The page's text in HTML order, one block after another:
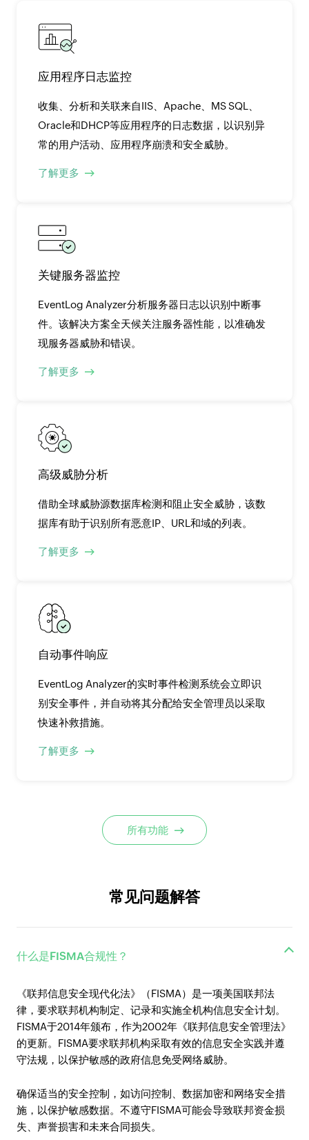
应用程序日志监控
收集、分析和关联来自IIS、Apache、MS SQL、
Oracle和DHCP等应用程序的日志数据，以识别异
常的用户活动、应用程序崩溃和安全威胁。
了解更多
关键服务器监控
EventLog Analyzer分析服务器日志以识别中断事
件。该解决方案全天候关注服务器性能，以准确发
现服务器威胁和错误。
了解更多
高级威胁分析
借助全球威胁源数据库检测和阻止安全威胁，该数
据库有助于识别所有恶意IP、URL和域的列表。
了解更多
自动事件响应
EventLog Analyzer的实时事件检测系统会立即识
别安全事件，并自动将其分配给安全管理员以采取
快速补救措施。
了解更多
所有功能
常见问题解答
什么是FISMA合规性？
《联邦信息安全现代化法》（FISMA）是一项美国联邦法
律，要求联邦机构制定、记录和实施全机构信息安全计划。
FISMA于2014年颁布，作为2002年《联邦信息安全管理法》
的更新。FISMA要求联邦机构采取有效的信息安全实践并遵
守法规，以保护敏感的政府信息免受网络威胁。
确保适当的安全控制，如访问控制、数据加密和网络安全措
施，以保护敏感数据。不遵守FISMA可能会导致联邦资金损
失、声誉损害和未来合同损失。